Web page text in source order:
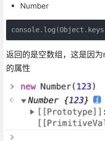
Number
返回的是空数组，这是因
的属性